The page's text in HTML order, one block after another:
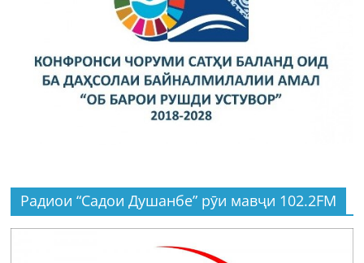
Радиои “Садои Душанбе” рӯи мавҷи 102.2FM